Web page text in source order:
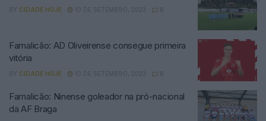
BY CIDADE HOJE 10 DE SETEMBRO, 2023 0
Famalicão: AD Oliveirense consegue primeira
vitória
BY CIDADE HOJE 10 DE SETEMBRO, 2023 0
Famalicão: Ninense goleador na pró-nacional
da AF Braga